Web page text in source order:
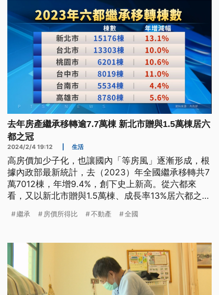
去年房產繼承移轉逾7.7萬棟 新北市贈與1.5萬棟居六
都之冠
2024/2/4 19:12 生活
高房價加少子化，也讓國內「等房風」逐漸形成，根
據內政部最新統計，去（2023）年全國繼承移轉共7
萬7012棟，年增9.4%，創下史上新高。從六都來
看，又以新北市贈與1.5萬棟、成長率13%居六都之
的交易稅，應及早做好規劃。
繼承 房價所得比 不動產 全國